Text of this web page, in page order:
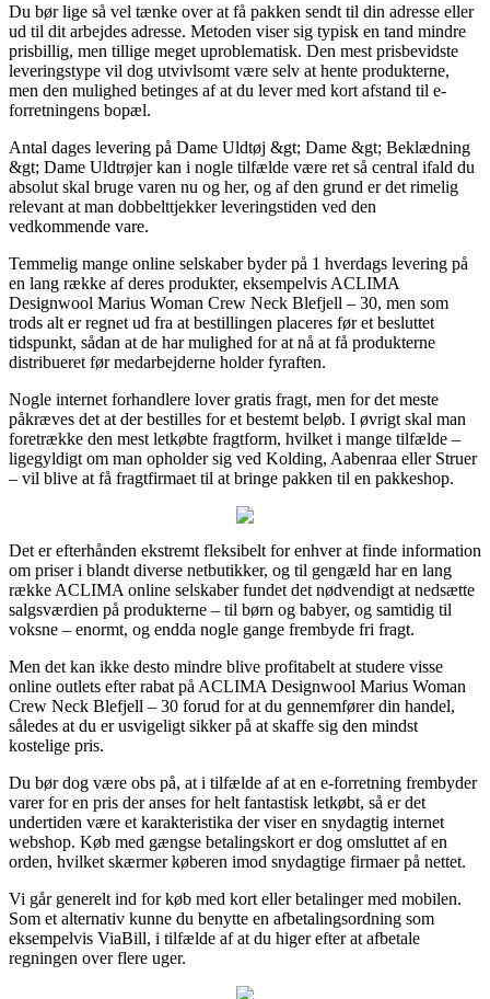
Du bør lige så vel tænke over at få pakken sendt til din adresse eller
ud til dit arbejdes adresse. Metoden viser sig typisk en tand mindre
prisbillig, men tillige meget uproblematisk. Den mest prisbevidste
leveringstype vil dog utvivlsomt være selv at hente produkterne,
men den mulighed betinges af at du lever med kort afstand til e-
forretningens bopæl.
Antal dages levering på Dame Uldtøj &gt; Dame &gt; Beklædning
&gt; Dame Uldtrøjer kan i nogle tilfælde være ret så central ifald du
absolut skal bruge varen nu og her, og af den grund er det rimelig
relevant at man dobbelttjekker leveringstiden ved den
vedkommende vare.
Temmelig mange online selskaber byder på 1 hverdags levering på
en lang række af deres produkter, eksempelvis ACLIMA
Designwool Marius Woman Crew Neck Blefjell – 30, men som
trods alt er regnet ud fra at bestillingen placeres før et besluttet
tidspunkt, sådan at de har mulighed for at nå at få produkterne
distribueret før medarbejderne holder fyraften.
Nogle internet forhandlere lover gratis fragt, men for det meste
påkræves det at der bestilles for et bestemt beløb. I øvrigt skal man
foretrække den mest letkøbte fragtform, hvilket i mange tilfælde –
ligegyldigt om man opholder sig ved Kolding, Aabenraa eller Struer
– vil blive at få fragtfirmaet til at bringe pakken til en pakkeshop.
Det er efterhånden ekstremt fleksibelt for enhver at finde information
om priser i blandt diverse netbutikker, og til gengæld har en lang
række ACLIMA online selskaber fundet det nødvendigt at nedsætte
salgsværdien på produkterne – til børn og babyer, og samtidig til
voksne – enormt, og endda nogle gange frembyde fri fragt.
Men det kan ikke desto mindre blive profitabelt at studere visse
online outlets efter rabat på ACLIMA Designwool Marius Woman
Crew Neck Blefjell – 30 forud for at du gennemfører din handel,
således at du er usvigeligt sikker på at skaffe sig den mindst
kostelige pris.
Du bør dog være obs på, at i tilfælde af at en e-forretning frembyder
varer for en pris der anses for helt fantastisk letkøbt, så er det
undertiden være et karakteristika der viser en snydagtig internet
webshop. Køb med gængse betalingskort er dog omsluttet af en
orden, hvilket skærmer køberen imod snydagtige firmaer på nettet.
Vi går generelt ind for køb med kort eller betalinger med mobilen.
Som et alternativ kunne du benytte en afbetalingsordning som
eksempelvis ViaBill, i tilfælde af at du higer efter at afbetale
regningen over flere uger.